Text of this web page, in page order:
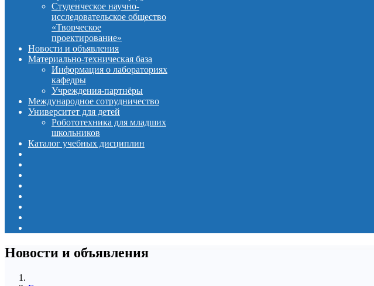
Студенческое научно-
исследовательское общество
«Творческое
проектирование»
Новости и объявления
Материально-техническая база
Информация о лабораториях
кафедры
Учреждения-партнёры
Международное сотрудничество
Университет для детей
Робототехника для младших
школьников
Каталог учебных дисциплин
Новости и объявления